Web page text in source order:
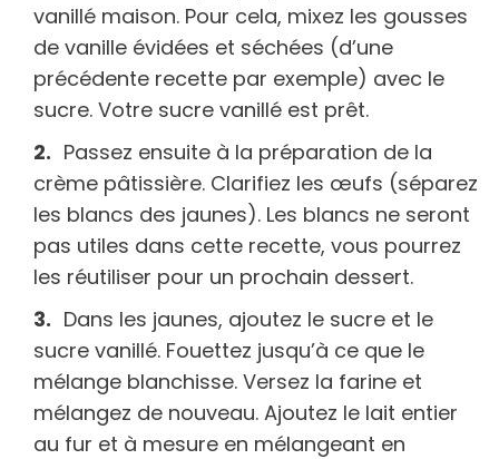
vanillé maison. Pour cela, mixez les gousses
de vanille évidées et séchées (d’une
précédente recette par exemple) avec le
sucre. Votre sucre vanillé est prêt.
Passez ensuite à la préparation de la
crème pâtissière. Clarifiez les œufs (séparez
les blancs des jaunes). Les blancs ne seront
pas utiles dans cette recette, vous pourrez
les réutiliser pour un prochain dessert.
Dans les jaunes, ajoutez le sucre et le
sucre vanillé. Fouettez jusqu’à ce que le
mélange blanchisse. Versez la farine et
mélangez de nouveau. Ajoutez le lait entier
au fur et à mesure en mélangeant en